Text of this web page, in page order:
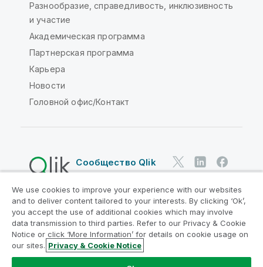
Разнообразие, справедливость, инклюзивность
и участие
Академическая программа
Партнерская программа
Карьера
Новости
Головной офис/Контакт
Сообщество Qlik
Юридические соглашения
Условия использования продуктов
Legal Policies
Юридические положения
Условия использования
Товарные знаки
Do Not Share My Info
We use cookies to improve your experience with our websites
and to deliver content tailored to your interests. By clicking ‘Ok’,
you accept the use of additional cookies which may involve
data transmission to third parties. Refer to our Privacy & Cookie
Notice or click ‘More Information’ for details on cookie usage on
our sites. Privacy & Cookie Notice